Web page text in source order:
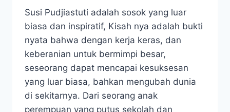
Susi Pudjiastuti adalah sosok yang luar
biasa dan inspiratif, Kisah nya adalah bukti
nyata bahwa dengan kerja keras, dan
keberanian untuk bermimpi besar,
seseorang dapat mencapai kesuksesan
yang luar biasa, bahkan mengubah dunia
di sekitarnya. Dari seorang anak
perempuan yang putus sekolah dan